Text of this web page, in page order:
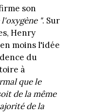
son
". Sur
Henry
moins l'idée
du
à
que le
de la même
de la